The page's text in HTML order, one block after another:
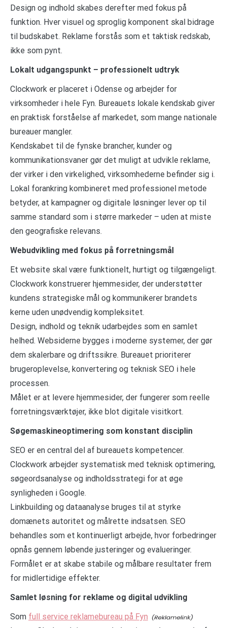
Design og indhold skabes derefter med fokus på
funktion. Hver visuel og sproglig komponent skal bidrage
til budskabet. Reklame forstås som et taktisk redskab,
ikke som pynt.
Lokalt udgangspunkt – professionelt udtryk
Clockwork er placeret i Odense og arbejder for
virksomheder i hele Fyn. Bureauets lokale kendskab giver
en praktisk forståelse af markedet, som mange nationale
bureauer mangler.
Kendskabet til de fynske brancher, kunder og
kommunikationsvaner gør det muligt at udvikle reklame,
der virker i den virkelighed, virksomhederne befinder sig i.
Lokal forankring kombineret med professionel metode
betyder, at kampagner og digitale løsninger lever op til
samme standard som i større markeder – uden at miste
den geografiske relevans.
Webudvikling med fokus på forretningsmål
Et website skal være funktionelt, hurtigt og tilgængeligt.
Clockwork konstruerer hjemmesider, der understøtter
kundens strategiske mål og kommunikerer brandets
kerne uden unødvendig kompleksitet.
Design, indhold og teknik udarbejdes som en samlet
helhed. Websiderne bygges i moderne systemer, der gør
dem skalerbare og driftssikre. Bureauet prioriterer
brugeroplevelse, konvertering og teknisk SEO i hele
processen.
Målet er at levere hjemmesider, der fungerer som reelle
forretningsværktøjer, ikke blot digitale visitkort.
Søgemaskineoptimering som konstant disciplin
SEO er en central del af bureauets kompetencer.
Clockwork arbejder systematisk med teknisk optimering,
søgeordsanalyse og indholdsstrategi for at øge
synligheden i Google.
Linkbuilding og dataanalyse bruges til at styrke
domænets autoritet og målrette indsatsen. SEO
behandles som et kontinuerligt arbejde, hvor forbedringer
opnås gennem løbende justeringer og evalueringer.
Formålet er at skabe stabile og målbare resultater frem
for midlertidige effekter.
Samlet løsning for reklame og digital udvikling
Som full service reklamebureau på Fyn